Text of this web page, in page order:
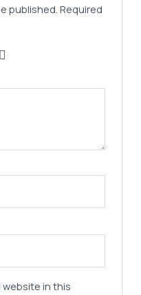
published. Required
website in this